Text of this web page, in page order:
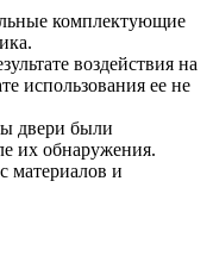
комплектующие
воздействия на
использования ее не
двери были
их обнаружения.
материалов и